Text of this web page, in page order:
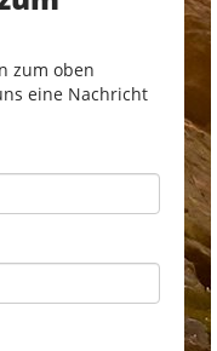
zum oben
eine Nachricht